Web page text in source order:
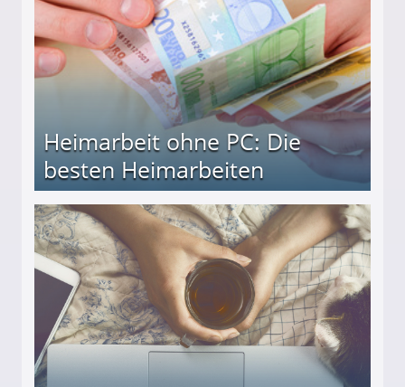
Heimarbeit ohne PC: Die
besten Heimarbeiten